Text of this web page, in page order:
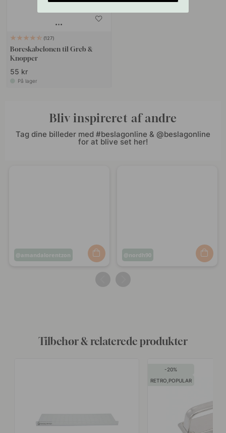
127
Boreskabelonen til Greb &
Knopper
55 kr
På lager
Bliv inspireret af andre
Tag dine billeder med #beslagonline & @beslagonline
for at blive set her!
Opslag
amandalorentzon
Opslag
nordh90
Tilbehør & relaterede produkter
20
RETRO,POPULAR